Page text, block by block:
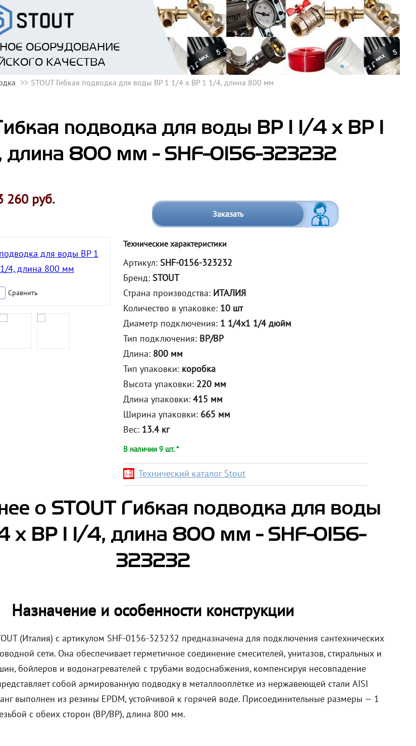
ОБОРУДОВАНИЕ
КАЧЕСТВА
STOUT Гибкая подводка для воды ВР 1 1/4 х ВР 1 1/4, длина 800 мм
подводка для воды ВР 1 1/4 х ВР 1
длина 800 мм - SHF-0156-323232
260 руб.
Заказать
Сравнить
Технические характеристики
Артикул: SHF-0156-323232
Бренд: STOUT
Страна производства: ИТАЛИЯ
Количество в упаковке: 10 шт
Диаметр подключения: 1 1/4х1 1/4 дюйм
Тип подключения: ВР/ВР
Длина: 800 мм
Тип упаковки: коробка
Высота упаковки: 220 мм
Длина упаковки:415 мм
Ширина упаковки: 665 мм
Вес: 13.4 кг
В наличии 9 шт. *
Технический каталог Stout
о STOUT Гибкая подводка для воды
4 х ВР 1 1/4, длина 800 мм - SHF-0156-
323232
Назначение и особенности конструкции
(Италия) с артикулом SHF-0156-323232 предназначена для подключения сантехнических
сети. Она обеспечивает герметичное соединение смесителей, унитазов, стиральных и
бойлеров и водонагревателей с трубами водоснабжения, компенсируя несовпадение
собой армированную подводку в металлооплётке из нержавеющей стали AISI
выполнен из резины EPDM, устойчивой к горячей воде. Присоединительные размеры — 1
с обеих сторон (ВР/ВР), длина 800 мм.